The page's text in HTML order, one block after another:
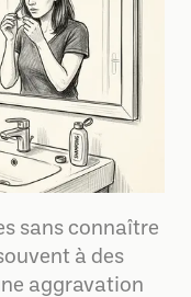
sans connaître
à des
aggravation